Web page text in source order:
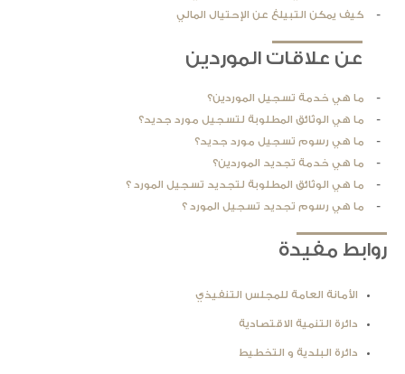
كيف يمكن التبيلغ عن الإحتيال المالي
عن علاقات الموردين
ما هي خدمة تسجيل الموردين؟
ما هي الوثائق المطلوبة لتسجيل مورد جديد؟
ما هي رسوم تسجيل مورد جديد؟
ما هي خدمة تجديد الموردين؟
ما هي الوثائق المطلوبة لتجديد تسجيل المورد ؟
ما هي رسوم تجديد تسجيل المورد ؟
روابط مفيدة
الأمانة العامة للمجلس التنفيذي
دائرة التنمية الاقتصادية
دائرة البلدية و التخطيط